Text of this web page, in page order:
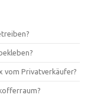
vom Privatverkäufer?